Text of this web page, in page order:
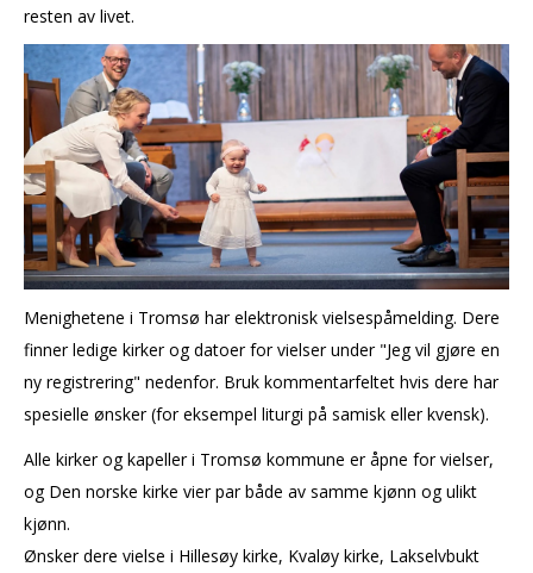
VIGSEL
GRAVFERD
KONTAKT
resten av livet.
Menighetene i Tromsø har elektronisk vielsespåmelding. Dere
finner ledige kirker og datoer for vielser under "Jeg vil gjøre en
ny registrering" nedenfor. Bruk kommentarfeltet hvis dere har
spesielle ønsker (for eksempel liturgi på samisk eller kvensk).
Alle kirker og kapeller i Tromsø kommune er åpne for vielser,
og Den norske kirke vier par både av samme kjønn og ulikt
kjønn.
Ønsker dere vielse i Hillesøy kirke, Kvaløy kirke, Lakselvbukt